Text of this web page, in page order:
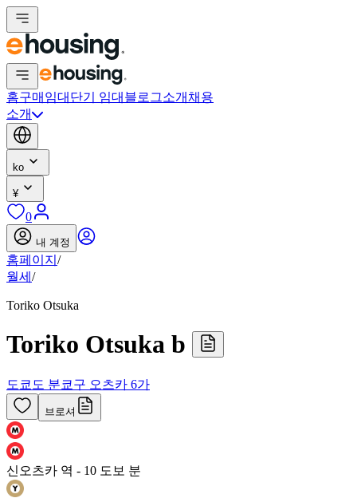
홈구매 임대 단기 임대 블로그소개 채용
소개
ko
¥
0
내 계정
홈페이지 /
월세 /
Toriko Otsuka
Toriko Otsuka b
도쿄도 분쿄구 오츠카 6가
브로셔
신오츠카 역 - 10 도보 분